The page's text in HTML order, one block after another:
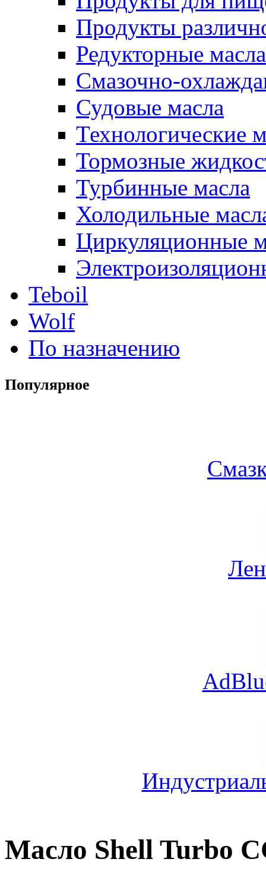
Продукты
Редукторные масла
Смазочно-
Судовые масла
Технологические
Тормозные
Турбинные масла
Холодильные
Циркуляционные
Teboil
Wolf
По назначению
Популярное
Масло Shell Turbo